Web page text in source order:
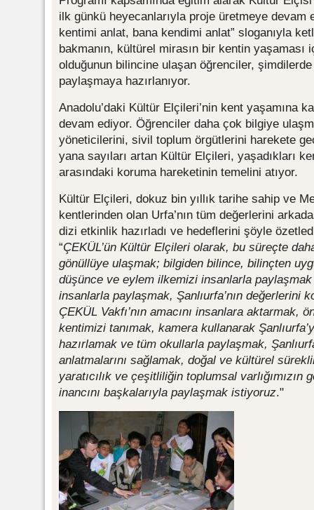
ilk günkü heyecanlarıyla proje üretmeye devam
kentimi anlat, bana kendimi anlat” sloganıyla
bakmanın, kültürel mirasın bir kentin yaşaması
olduğunun bilincine ulaşan öğrenciler,
paylaşmaya hazırlanıyor.
Anadolu’daki Kültür Elçileri’nin kent yaşamına
devam ediyor. Öğrenciler daha çok bilgiye
yöneticilerini, sivil toplum örgütlerini harekete
yana sayıları artan Kültür Elçileri, yaşadıkları
arasındaki koruma hareketinin temelini atıyor.
Kültür Elçileri, dokuz bin yıllık tarihe sahip ve
kentlerinden olan Urfa’nın tüm değerlerini
dizi etkinlik hazırladı ve hedeflerini şöyle
“ÇEKÜL’ün Kültür Elçileri olarak, bu süreçte
gönüllüye ulaşmak; bilgiden bilince, bilinçten
düşünce ve eylem ilkemizi insanlarla
insanlarla paylaşmak, Şanlıurfa’nın değerlerini
ÇEKÜL Vakfı’nın amacını insanlara aktarmak,
kentimizi tanımak, kamera kullanarak
hazırlamak ve tüm okullarla paylaşmak,
anlatmalarını sağlamak, doğal ve kültürel
yaratıcılık ve çeşitliliğin toplumsal
inancını başkalarıyla paylaşmak istiyoruz."